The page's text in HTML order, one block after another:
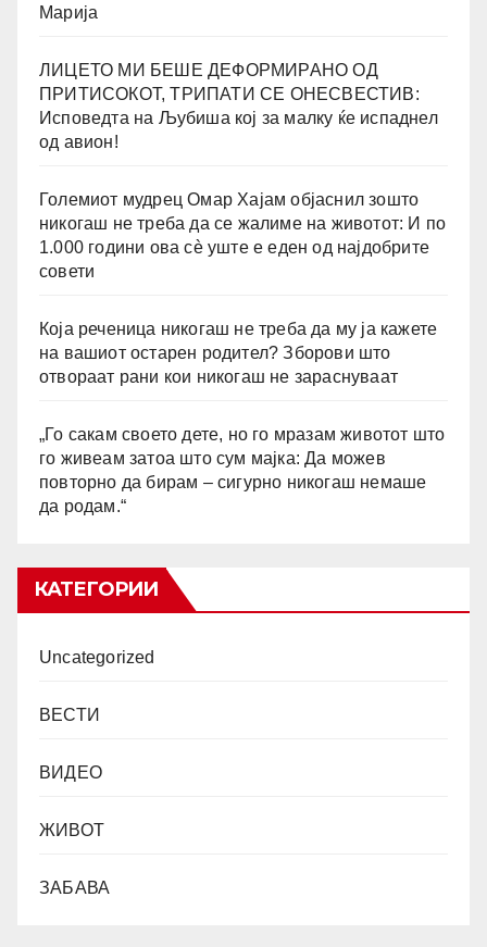
Марија
ЛИЦЕТО МИ БЕШЕ ДЕФОРМИРАНО ОД
ПРИТИСОКОТ, ТРИПАТИ СЕ ОНЕСВЕСТИВ:
Исповедта на Љубиша кој за малку ќе испаднел
од авион!
Големиот мудрец Омар Хајам објаснил зошто
никогаш не треба да се жалиме на животот: И по
1.000 години ова сè уште е еден од најдобрите
совети
Која реченица никогаш не треба да му ја кажете
на вашиот остарен родител? Зборови што
отвораат рани кои никогаш не зараснуваат
„Го сакам своето дете, но го мразам животот што
го живеам затоа што сум мајка: Да можев
повторно да бирам – сигурно никогаш немаше
да родам.“
КАТЕГОРИИ
Uncategorized
ВЕСТИ
ВИДЕО
ЖИВОТ
ЗАБАВА